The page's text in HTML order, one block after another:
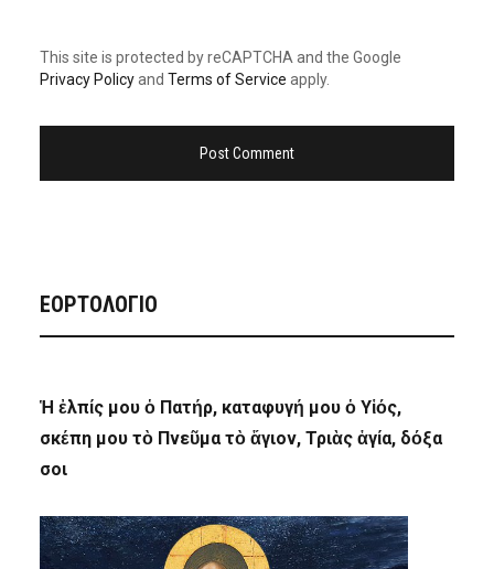
This site is protected by reCAPTCHA and the Google
Privacy Policyand Terms of Service apply.
ΕΟΡΤΟΛΟΓΙΟ
Ἡ ἐλπίς μου ὁ Πατήρ, καταφυγή μου ὁ Υἱός,
σκέπη μου τὸ Πνεῦμα τὸ ἅγιον, Τριὰς ἁγία, δόξα
σοι